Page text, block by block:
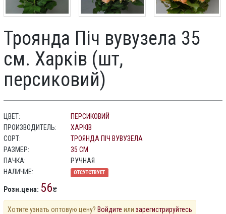
Троянда Піч вувузела 35
см. Харків (шт,
персиковий)
ЦВЕТ:
ПЕРСИКОВИЙ
ПРОИЗВОДИТЕЛЬ:
ХАРКІВ
СОРТ:
ТРОЯНДА ПІЧ ВУВУЗЕЛА
РАЗМЕР:
35 СМ
ПАЧКА:
РУЧНАЯ
НАЛИЧИЕ:
ОТСУТСТВУЕТ
Розн.цена: 56₴
Хотите узнать оптовую цену? Войдите или зарегистрируйтесь